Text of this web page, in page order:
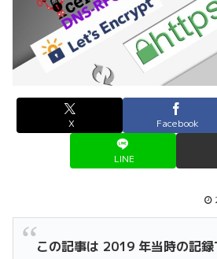
X Facebook
LINE
この記事は 2019 年当時の記